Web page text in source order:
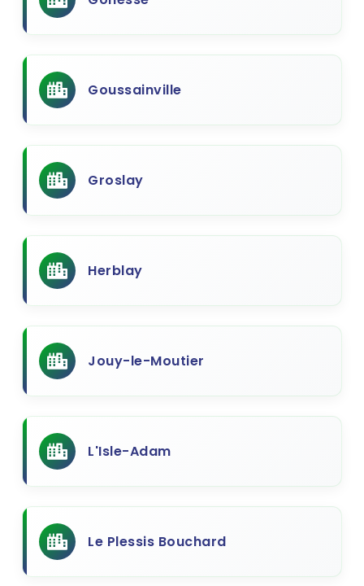
Goussainville
Groslay
Herblay
Jouy-le-Moutier
L'Isle-Adam
Le Plessis Bouchard